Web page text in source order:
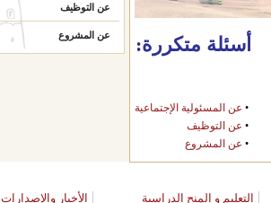
أسئلة متكررة:
• عن المسئولية الإجتماعية
• عن التوظيف
• عن المشروع
عن التوظيف
عن المشروع
التعليم و المنح الدراسية الأخبار والإصدارات